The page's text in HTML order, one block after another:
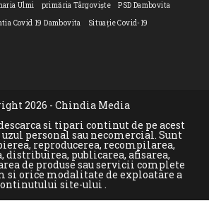
Ulmi primăria Târgoviște
PSD Dambovita
Covid 19 Dambovita
Situație Covid-19
2026 - Chindia Media
si tipari continut de pe acest
personal sau necomercial. Sunt
reproducerea, recompilarea,
distribuirea, publicarea, afisarea,
de produse sau servicii complete
si orice modalitate de exploatare a
site-ului .